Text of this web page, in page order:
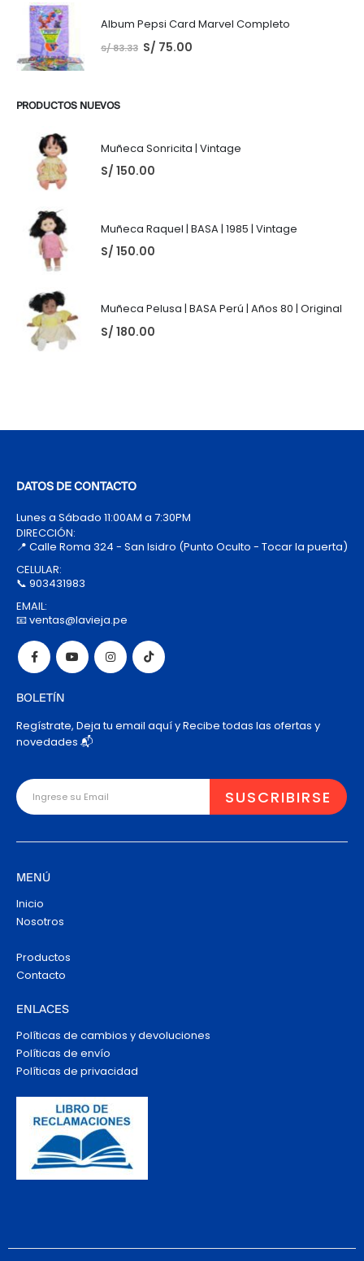
Album Pepsi Card Marvel Completo
S/83.33 S/ 75.00
PRODUCTOS NUEVOS
Muñeca Sonricita | Vintage
S/ 150.00
Muñeca Raquel | BASA | 1985 | Vintage
S/ 150.00
Muñeca Pelusa | BASA Perú | Años 80 | Original
S/ 180.00
DATOS DE CONTACTO
Lunes a Sábado 11:00AM a 7:30PM
DIRECCIÓN:
📍 Calle Roma 324 - San Isidro (Punto Oculto - Tocar la puerta)
CELULAR:
📞 903431983
EMAIL:
📧 ventas@lavieja.pe
BOLETÍN
Regístrate, Deja tu email aquí y Recibe todas las ofertas y
novedades 📬
MENÚ
Inicio
Nosotros
Productos
Contacto
ENLACES
Políticas de cambios y devoluciones
Políticas de envío
Políticas de privacidad